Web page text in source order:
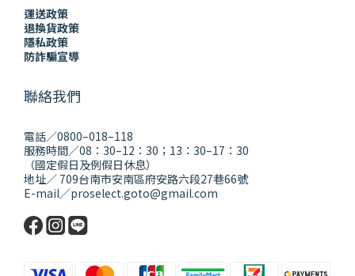
運送政策
退換貨政策
隱私政策
防詐騙宣導
聯絡我們
電話／0800–018–118
服務時間／08：30–12：30；13：30–17：30
（國定假日及例假日休息）
地址／ 709台南市安南區府安路六段27巷66號
E-mail／proselect.goto@gmail.com